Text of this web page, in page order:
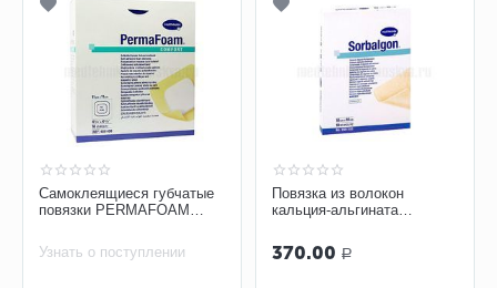
Самоклеящиеся губчатые
повязки PERMAFOAM
Узнать о поступлении
Повязка из волокон
кальция-альгината
арт. 9995957, 1 шт
370.00 Р